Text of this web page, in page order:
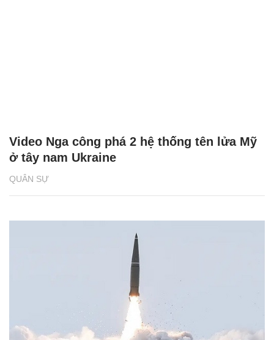
QUÂN SỰ
Video Nga công phá 2 hệ thống tên lửa Mỹ
ở tây nam Ukraine